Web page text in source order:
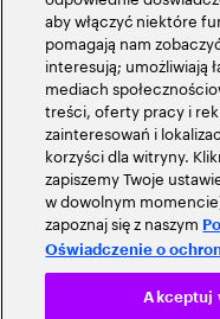
aby włączyć niektóre
pomagają nam
interesują; umożliwiają
mediach
treści, oferty pracy i
zainteresowań i
korzyści dla witryny.
zapiszemy Twoje
w dowolnym
zapoznaj się z naszym
Oświadczenie o
Akceptuj